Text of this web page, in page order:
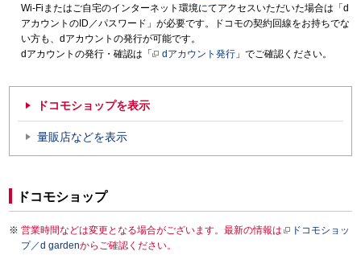
Wi-Fiまたはご自宅のインターネット環境にてアクセスいただいた場合は「d
アカウントのID／パスワード」が必要です。ドコモの契約回線をお持ちでな
い方も、dアカウントの発行が可能です。
dアカウントの発行・確認は「
dアカウント発行 」でご確認ください。
ドコモショップを表示
量販店などを表示
ドコモショップ
営業時間などは変更となる場合がございます。最新の情報は
ドコモショッ
プ／d gardenからご確認ください。